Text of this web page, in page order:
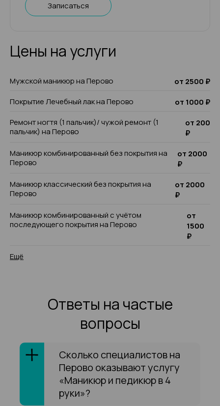
Записаться
Цены на услуги
Мужской маникюр на Перово
от 2500 ₽
Покрытие Лечебный лак на Перово
от 1000 ₽
Ремонт ногтя (1 пальчик)/ чужой ремонт (1
пальчик) на Перово
от 200
₽
Маникюр комбинированный без покрытия на
Перово
от 2000
₽
Маникюр классический без покрытия на
Перово
от 2000
₽
Маникюр комбинированный с учётом
последующего покрытия на Перово
от
1500
₽
Ещё
Ответы на частые
вопросы
Сколько специалистов на
Перово оказывают услугу
«Маникюр и педикюр в 4
руки»?